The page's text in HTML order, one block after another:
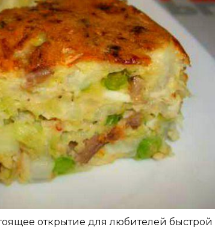
открытие для любителей быстрой